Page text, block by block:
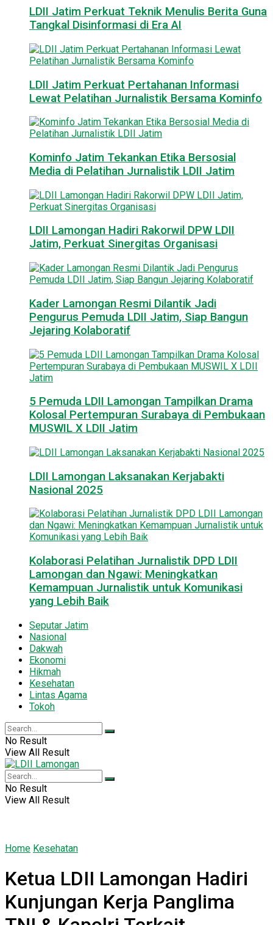
LDII Jatim Perkuat Teknik Menulis Berita Guna
Tangkal Disinformasi di Era AI
LDII Jatim Perkuat Pertahanan Informasi
Lewat Pelatihan Jurnalistik Bersama Kominfo
Kominfo Jatim Tekankan Etika Bersosial
Media di Pelatihan Jurnalistik LDII Jatim
LDII Lamongan Hadiri Rakorwil DPW LDII
Jatim, Perkuat Sinergitas Organisasi
Kader Lamongan Resmi Dilantik Jadi
Pengurus Pemuda LDII Jatim, Siap Bangun
Jejaring Kolaboratif
5 Pemuda LDII Lamongan Tampilkan Drama
Kolosal Pertempuran Surabaya di Pembukaan
MUSWIL X LDII Jatim
LDII Lamongan Laksanakan Kerjabakti
Nasional 2025
Kolaborasi Pelatihan Jurnalistik DPD LDII
Lamongan dan Ngawi: Meningkatkan
Kemampuan Jurnalistik untuk Komunikasi
yang Lebih Baik
Seputar Jatim
Nasional
Dakwah
Ekonomi
Hikmah
Kesehatan
Lintas Agama
Tokoh
No Result
View All Result
No Result
View All Result
Home Kesehatan
Ketua LDII Lamongan Hadiri
Kunjungan Kerja Panglima